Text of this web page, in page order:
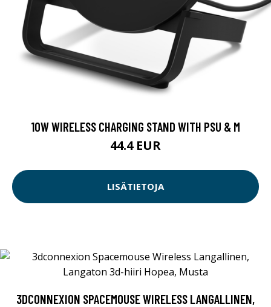
10W WIRELESS CHARGING STAND WITH PSU & M
44.4 EUR
LISÄTIETOJA
3DCONNEXION SPACEMOUSE WIRELESS LANGALLINEN,